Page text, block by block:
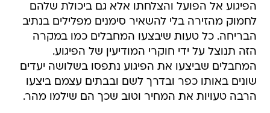
הפיגוע אל הפועל והצלחתו אלא גם ביכולת שלהם
לחמוק מהזירה בלי להשאיר סימנים מפלילים בנתיב
הבריחה. כל טעות שיבצעו המחבלים כמו במקרה
הזה תנוצל על ידי חוקרי המודיעין של הפיגוע.
המחבלים שביצעו את הפיגוע נתפסו בשלושה יעדים
שונים באותו כפר ובדרך לשם ובבתים עצמם ביצעו
הרבה טעויות את המחיר וטוב שכך הם שילמו מהר.